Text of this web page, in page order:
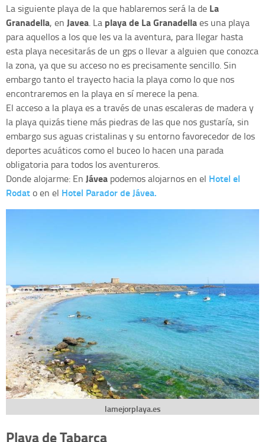
La siguiente playa de la que hablaremos será la de La
Granadella, en Javea. La playa de La Granadellaes una playa
para aquellos a los que les va la aventura, para llegar hasta
esta playa necesitarás de un gps o llevar a alguien que conozca
la zona, ya que su acceso no es precisamente sencillo. Sin
embargo tanto el trayecto hacia la playa como lo que nos
encontraremos en la playa en sí merece la pena.
El acceso a la playa es a través de unas escaleras de madera y
la playa quizás tiene más piedras de las que nos gustaría, sin
embargo sus aguas cristalinas y su entorno favorecedor de los
deportes acuáticos como el buceo lo hacen una parada
obligatoria para todos los aventureros.
Donde alojarme: En Jávea podemos alojarnos en el Hotel el
Rodato en el Hotel Parador de Jávea.
lamejorplaya.es
Playa de Tabarca